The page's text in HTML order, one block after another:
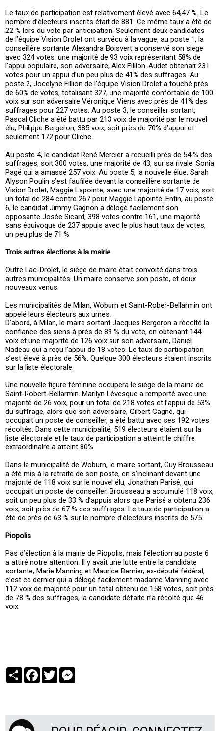
Le taux de participation est relativement élevé avec 64,47 %. Le
nombre d’électeurs inscrits était de 881. Ce même taux a été de
22 % lors du vote par anticipation. Seulement deux candidates
de l’équipe Vision Drolet ont survécu à la vague, au poste 1, la
conseillère sortante Alexandra Boisvert a conservé son siège
avec 324 votes, une majorité de 93 voix représentant 58% de
l’appui populaire, son adversaire, Alex Fillion-Audet obtenait 231
votes pour un appui d’un peu plus de 41% des suffrages. Au
poste 2, Jocelyne Fillion de l’équipe Vision Drolet a touché près
de 60% de votes, totalisant 327, une majorité confortable de 100
voix sur son adversaire Véronique Viens avec près de 41% des
suffrages pour 227 votes. Au poste 3, le conseiller sortant,
Pascal Cliche a été battu par 213 voix de majorité par le nouvel
élu, Philippe Bergeron, 385 voix, soit près de 70% d’appui et
seulement 172 pour Cliche.
Au poste 4, le candidat René Mercier a recueilli près de 54 % des
suffrages, soit 300 votes, une majorité de 43, sur sa rivale, Sonia
Pagé qui a amassé 257 voix. Au poste 5, la nouvelle élue, Sarah
Alyson Poulin s’est faufilée devant la conseillère sortante de
Vision Drolet, Maggie Lapointe, avec une majorité de 17 voix, soit
un total de 284 contre 267 pour Maggie Lapointe. Enfin, au poste
6, le candidat Jimmy Gagnon a délogé facilement son
opposante Josée Sicard, 398 votes contre 161, une majorité
sans équivoque de 237 appuis avec le plus haut taux de votes,
un peu plus de 71 %.
Trois autres élections à la mairie
Outre Lac-Drolet, le siège de maire était convoité dans trois
autres municipalités. Un maire conserve son poste, et deux
nouveaux venus.
Les municipalités de Milan, Woburn et Saint-Rober-Bellarmin ont
appelé leurs électeurs aux urnes.
D’abord, à Milan, le maire sortant Jacques Bergeron a récolté la
confiance des siens à près de 89 % du vote, en obtenant 144
voix et une majorité de 126 voix sur son adversaire, Daniel
Nadeau qui a reçu l’appui de 18 votes. Le taux de participation
s’est élevé à près de 56%. Quelque 300 électeurs étaient inscrits
sur la liste électorale.
Une nouvelle figure féminine occupera le siège de la mairie de
Saint-Robert-Bellarmin. Marilyn Lévesque a remporté avec une
majorité de 26 voix, pour un total de 218 votes et l’appui de 53%
du suffrage, alors que son adversaire, Gilbert Gagné, qui
occupait un poste de conseiller, a été battu avec ses 192 votes
récoltés. Dans cette municipalité, 519 électeurs étaient sur la
liste électorale et le taux de participation a atteint le chiffre
extraordinaire a atteint 80%.
Dans la municipalité de Woburn, le maire sortant, Guy Brousseau
a été mis à la retraite de son poste, en s’inclinant devant une
majorité de 118 voix sur le nouvel élu, Jonathan Parisé, qui
occupait un poste de conseiller. Brousseau a accumulé 118 voix,
soit un peu plus de 33 % d’appuis alors que Parisé a obtenu 236
voix, soit près de 67 % des suffrages. Le taux de participation a
été de près de 63 % sur le nombre d’électeurs inscrits de 575.
Piopolis
Pas d’élection à la mairie de Piopolis, mais l’élection au poste 6
a attiré notre attention. Il y avait une lutte entre la candidate
sortante, Marie Manning et Maurice Bernier, ex-député fédéral,
c’est ce dernier qui a délogé facilement madame Manning avec
112 voix de majorité pour un total obtenu de 158 votes, soit près
de 78 % des suffrages, la candidate défaite n’a récolté que 46
voix.
PartagerFacebook
Twitter